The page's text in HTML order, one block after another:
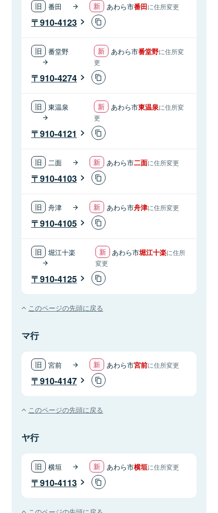
番田 あわら市番田に住所変更
910-4123
番堂野 あわら市番堂野に住所変
更
910-4274
東温泉 あわら市東温泉に住所変
更
910-4121
二面 あわら市二面に住所変更
910-4103
舟津 あわら市舟津に住所変更
910-4105
堀江十楽 あわら市堀江十楽に住所
変更
910-4125
このページの先頭に戻る
マ行
宮前 あわら市宮前に住所変更
910-4147
このページの先頭に戻る
ヤ行
横垣 あわら市横垣に住所変更
910-4113